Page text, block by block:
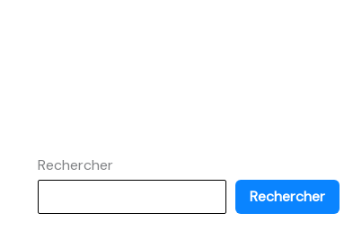
Rechercher
Rechercher